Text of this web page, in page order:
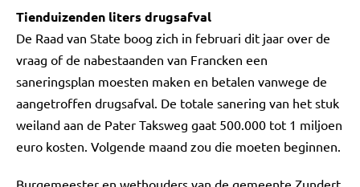
Tienduizenden liters drugsafval
De Raad van State boog zich in februari dit jaar over de
vraag of de nabestaanden van Francken een
saneringsplan moesten maken en betalen vanwege de
aangetroffen drugsafval. De totale sanering van het stuk
weiland aan de Pater Taksweg gaat 500.000 tot 1 miljoen
euro kosten. Volgende maand zou die moeten beginnen.
Burgemeester en wethouders van de gemeente Zundert,